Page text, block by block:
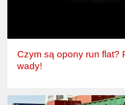
Czym są opony run flat?
wady!